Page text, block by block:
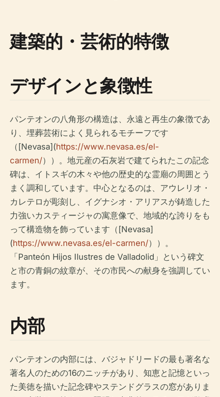
建築的・芸術的特徴
デザインと象徴性
パンテオンの八角形の構造は、永遠と再生の象徴であ
り、埋葬芸術によく見られるモチーフです
（[Nevasa](https://www.nevasa.es/el-
carmen/））。地元産の石灰岩で建てられたこの記念
碑は、イトスギの木々や他の歴史的な霊廟の周囲とう
まく調和しています。中心となるのは、アウレリオ・
カレテロが彫刻し、イグナシオ・アリアスが鋳造した
力強いカスティージャの寓意像で、地域的な誇りをも
って構造物を飾っています（[Nevasa]
(https://www.nevasa.es/el-carmen/））。
「Panteón Hijos Ilustres de Valladolid」という碑文
と市の青銅の紋章が、その市民への献身を強調してい
ます。
内部
パンテオンの内部には、バジャドリードの最も著名な
著名人のための16のニッチがあり、知恵と記憶といっ
た美徳を描いた記念碑やステンドグラスの窓がありま